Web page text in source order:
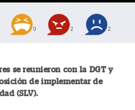
0 2 2
se reunieron con la DGT y
de implementar de
(SLV).